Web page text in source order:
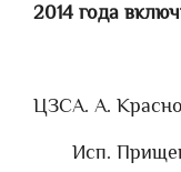
2014 года
ЦЗСА. А.
Исп.